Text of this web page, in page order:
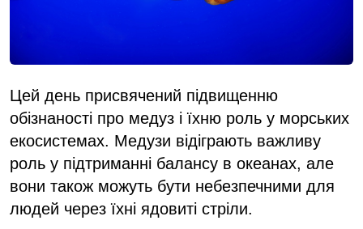
Цей день присвячений підвищенню
обізнаності про медуз і їхню роль у морських
екосистемах. Медузи відіграють важливу
роль у підтриманні балансу в океанах, але
вони також можуть бути небезпечними для
людей через їхні ядовиті стріли.